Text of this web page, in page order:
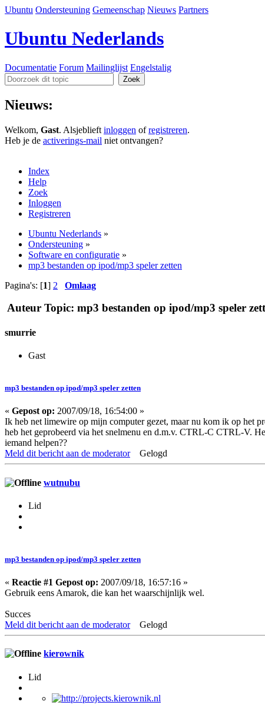
Ubuntu Ondersteuning Gemeenschap Nieuws Partners
Ubuntu Nederlands
Documentatie Forum Mailinglijst Engelstalig
Nieuws:
Welkom, Gast. Alsjeblieft inloggen ofregistreren.
Heb je de activerings-mail niet ontvangen?
Index
Help
Zoek
Inloggen
Registreren
Ubuntu Nederlands »
Ondersteuning »
Software en configuratie »
mp3 bestanden op ipod/mp3 speler zetten
Pagina's: [1] 2 Omlaag
Auteur Topic: mp3 bestanden op ipod/mp3 speler
smurrie
Gast
mp3 bestanden op ipod/mp3 speler zetten
« Gepost op: 2007/09/18, 16:54:00 »
Ik heb net limewire op mijn computer gezet, maar nu kom ik op het
heb het geprobeerd via het snelmenu en d.m.v. CTRL-C CTRL-V.
iemand helpen??
Meld dit bericht aan de moderator
Gelogd
wutnubu
Lid
mp3 bestanden op ipod/mp3 speler zetten
« Reactie #1 Gepost op: 2007/09/18, 16:57:16 »
Gebruik eens Amarok, die kan het waarschijnlijk wel.
Succes
Meld dit bericht aan de moderator
Gelogd
kierownik
Lid